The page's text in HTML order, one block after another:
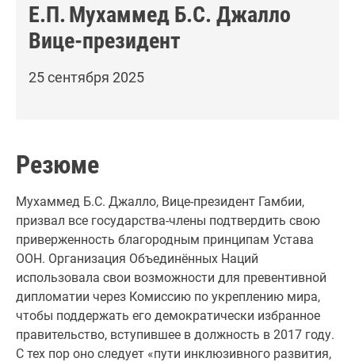
Е.П.Мухаммед Б.С. Джалло
Вице-президент
25 сентября 2025
Резюме
Мухаммед Б.С. Джалло, Вице-президент Гамбии,
призвал все государства-члены подтвердить свою
приверженность благородным принципам Устава
ООН. Организация Объединённых Наций
использовала свои возможности для превентивной
дипломатии через Комиссию по укреплению мира,
чтобы поддержать его демократически избранное
правительство, вступившее в должность в 2017 году.
С тех пор оно следует «пути инклюзивного развития,